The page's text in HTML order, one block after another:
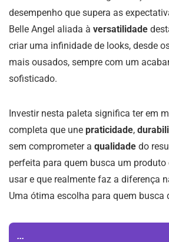
desempenho que supera as
Belle Angel aliada à versatilidade
criar uma infinidade de looks, desde
mais ousados, sempre com um
sofisticado.
Investir nesta paleta significa ter em
completa que une praticidade,
sem comprometer a qualidade do
perfeita para quem busca um
usar e que realmente faz a diferença
Uma ótima escolha para quem busca
...